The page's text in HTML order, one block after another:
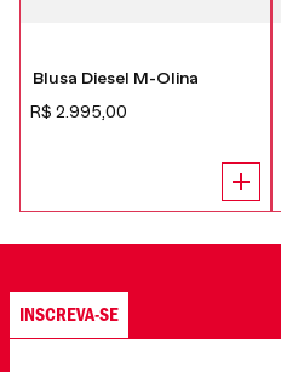
Blusa Diesel M-Olina
R$ 2 995 00
INSCREVA-SE